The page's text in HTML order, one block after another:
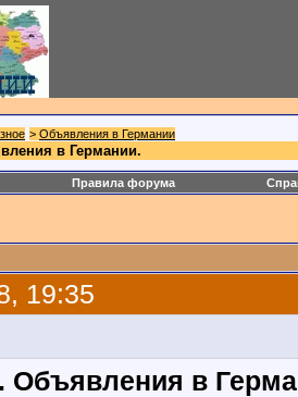
> Объявления в Германии
в Германии.
Правила форума
19:35
Объявления в